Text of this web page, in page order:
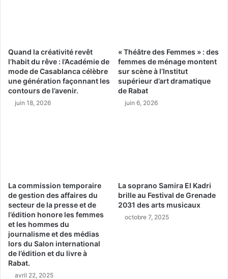
Quand la créativité revêt
l’habit du rêve : l’Académie de
mode de Casablanca célèbre
une génération façonnant les
contours de l’avenir.
juin 18, 2026
« Théâtre des Femmes » : des
femmes de ménage montent
sur scène à l’Institut
supérieur d’art dramatique
de Rabat
juin 6, 2026
La commission temporaire
de gestion des affaires du
secteur de la presse et de
l’édition honore les femmes
et les hommes du
journalisme et des médias
lors du Salon international
de l’édition et du livre à
Rabat.
avril 22, 2025
La soprano Samira El Kadri
brille au Festival de Grenade
2031 des arts musicaux
octobre 7, 2025